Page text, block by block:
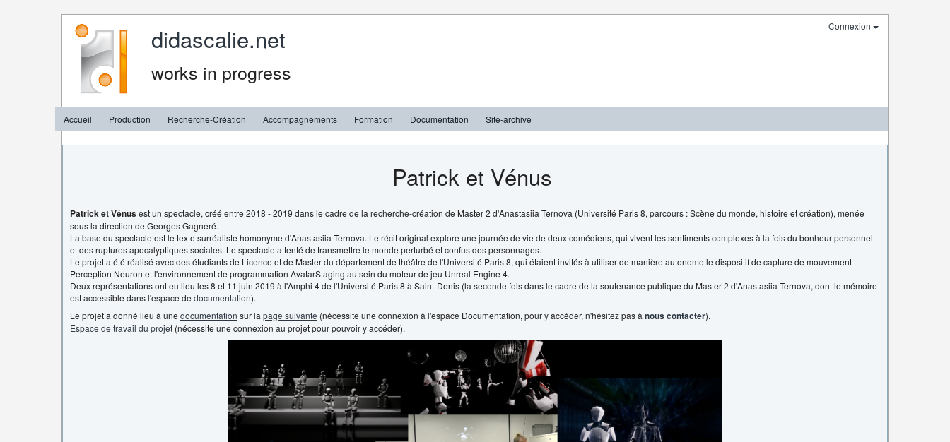
didascalie.net
works in progress
Connexion
Accueil Production Recherche-Création Accompagnements Formation Documentation Site-archive
Patrick et Vénus
Patrick et Vénusest un spectacle, créé entre 2018 - 2019 dans le cadre de la recherche-création de Master 2 d'Anastasiia Ternova (Université Paris 8, parcours : Scène du monde, histoire et création), menée
sous la direction de Georges Gagneré.
La base du spectacle est le texte surréaliste homonyme d'Anastasiia Ternova. Le récit original explore une journée de vie de deux comédiens, qui vivent les sentiments complexes à la fois du bonheur personnel
et des ruptures apocalyptiques sociales. Le spectacle a tenté de transmettre le monde perturbé et confus des personnages.
Le projet a été réalisé avec des étudiants de Licence et de Master du département de théâtre de l'Université Paris 8, qui étaient invités à utiliser de manière autonome le dispositif de capture de mouvement
Perception Neuron et l'environnement de programmation AvatarStaging au sein du moteur de jeu Unreal Engine 4.
Deux représentations ont eu lieu les 8 et 11 juin 2019 à l'Amphi 4 de l'Université Paris 8 à Saint-Denis (la seconde fois dans le cadre de la soutenance publique du Master 2 d'Anastasiia Ternova, dont le mémoire
est accessible dans l'espace de documentation).
Le projet a donné lieu à une documentation sur la page suivante (nécessite une connexion à l'espace Documentation, pour y accéder, n'hésitez pas à nous contacter).
Espace de travail du projet (nécessite une connexion au projet pour pouvoir y accéder).